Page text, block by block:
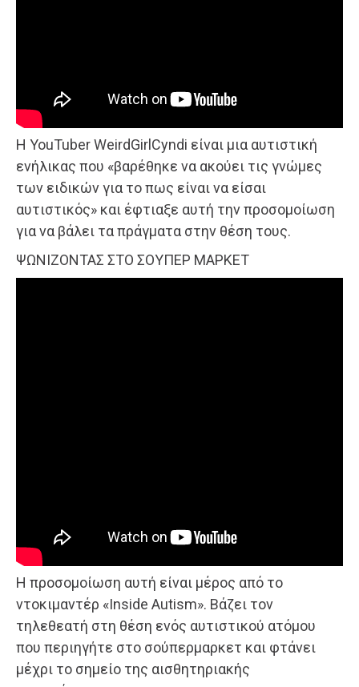
Η YouTuber WeirdGirlCyndi είναι μια αυτιστική
ενήλικας που «βαρέθηκε να ακούει τις γνώμες
των ειδικών για το πως είναι να είσαι
αυτιστικός» και έφτιαξε αυτή την προσομοίωση
για να βάλει τα πράγματα στην θέση τους.
ΨΩΝΙΖΟΝΤΑΣ ΣΤΟ ΣΟΥΠΕΡ ΜΑΡΚΕΤ
Η προσομοίωση αυτή είναι μέρος από το
ντοκιμαντέρ «Inside Autism». Βάζει τον
τηλεθεατή στη θέση ενός αυτιστικού ατόμου
που περιηγήτε στο σούπερμαρκετ και φτάνει
μέχρι το σημείο της αισθητηριακής